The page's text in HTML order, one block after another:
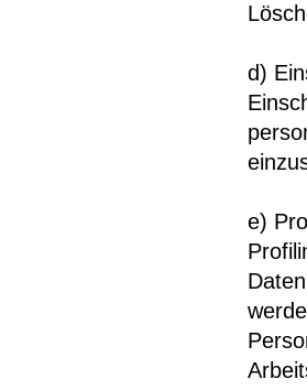
d)
e)